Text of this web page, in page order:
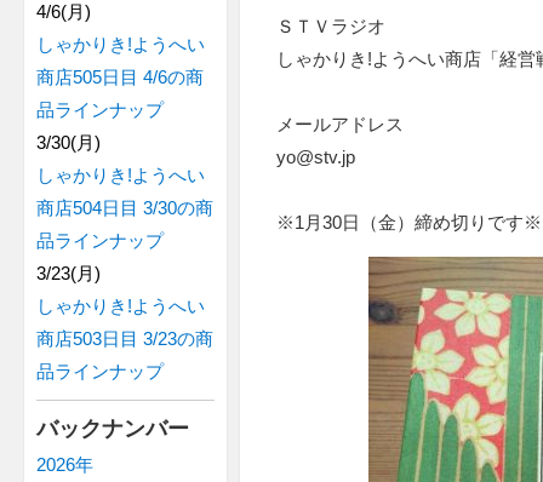
ＳＴＶラジオ
しゃかりき!ようへい商店「経営
メールアドレス
yo@stv.jp
※1月30日（金）締め切りです※
4/6(月)
しゃかりき!ようへい
商店505日目 4/6の商
品ラインナップ
3/30(月)
しゃかりき!ようへい
商店504日目 3/30の商
品ラインナップ
3/23(月)
しゃかりき!ようへい
商店503日目 3/23の商
品ラインナップ
バックナンバー
2026年